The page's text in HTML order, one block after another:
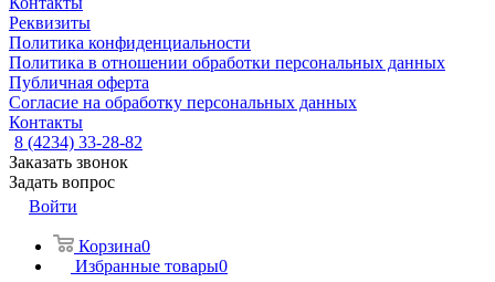
Реквизиты
Политика конфиденциальности
Политика в отношении обработки персональных данных
Публичная оферта
Согласие на обработку персональных данных
Контакты
8 (4234) 33-28-82
Заказать звонок
Задать вопрос
Войти
Корзина0
Избранные товары0